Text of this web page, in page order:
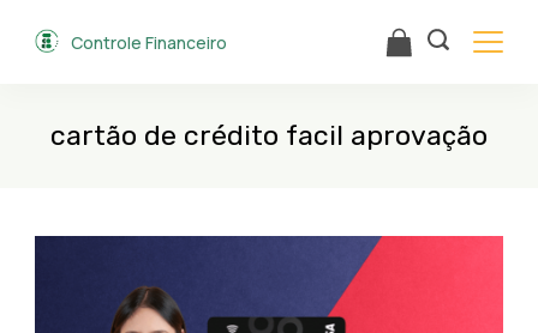
Controle Financeiro
cartão de crédito facil aprovação